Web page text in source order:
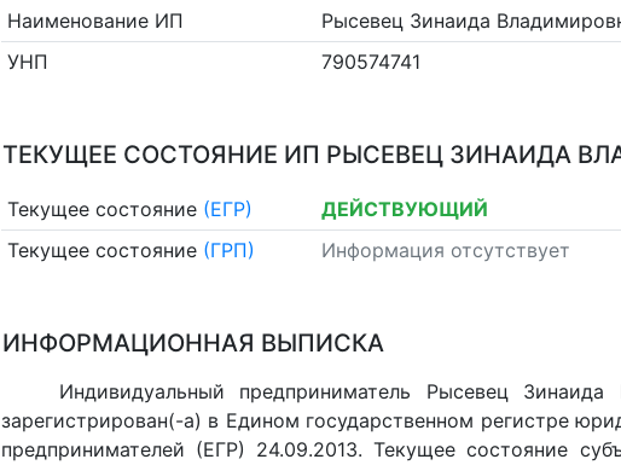
Наименование ИП
Рысевец Зинаида
УНП
790574741
ТЕКУЩЕЕ СОСТОЯНИЕ ИП РЫСЕВЕЦ ЗИНАИДА
Текущее состояние (ЕГР)
ДЕЙСТВУЮЩИЙ
Текущее состояние (ГРП) Информация отсутствует
ИНФОРМАЦИОННАЯ ВЫПИСКА
Индивидуальный предприниматель Рысевец
зарегистрирован(-а) в Едином государственном регистре
предпринимателей (ЕГР) 24.09.2013. Текущее состояние